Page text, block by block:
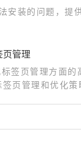
安装的问题，提
页管理
签页管理方面的
页管理和优化策